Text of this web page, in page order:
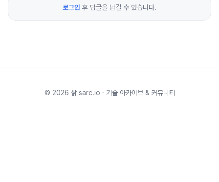
로그인 후 답글을 남길 수 있습니다.
© 2026 삵 sarc.io · 기술 아카이브 & 커뮤니티